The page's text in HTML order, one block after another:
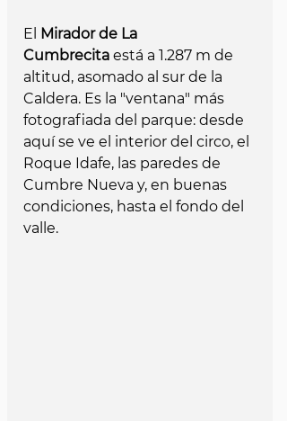
El Mirador de La
Cumbrecita está a 1.287 m de
altitud, asomado al sur de la
Caldera. Es la "ventana" más
fotografiada del parque: desde
aquí se ve el interior del circo, el
Roque Idafe, las paredes de
Cumbre Nueva y, en buenas
condiciones, hasta el fondo del
valle.